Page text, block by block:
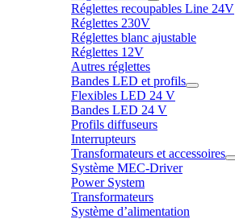
Réglettes recoupables Line 24V
Réglettes 230V
Réglettes blanc ajustable
Réglettes 12V
Autres réglettes
Bandes LED et profils
Flexibles LED 24 V
Bandes LED 24 V
Profils diffuseurs
Interrupteurs
Transformateurs et accessoires
Système MEC-Driver
Power System
Transformateurs
Système d’alimentation